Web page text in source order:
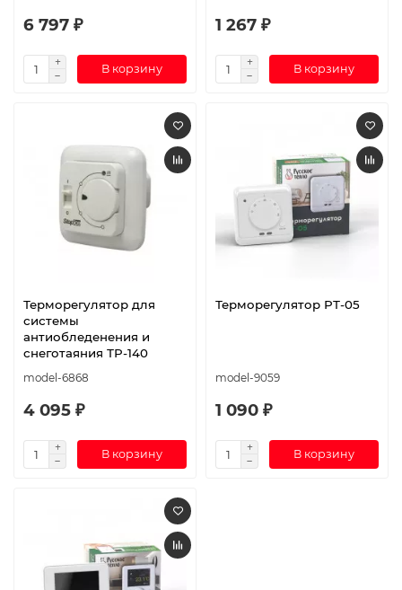
6 797 ₽
В корзину
1 267 ₽
В корзину
Терморегулятор для
системы
антиобледенения и
снеготаяния ТР-140
model-6868
4 095 ₽
В корзину
Терморегулятор РТ-05
model-9059
1 090 ₽
В корзину